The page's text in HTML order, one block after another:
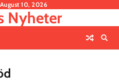
10, 2026
Nyheter